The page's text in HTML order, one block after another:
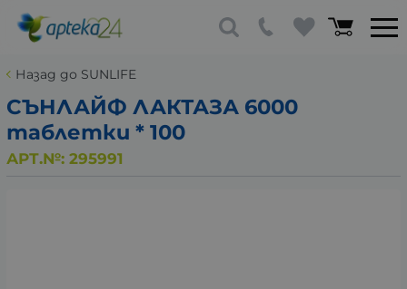
Назад до SUNLIFE
СЪНЛАЙФ ЛАКТАЗА 6000
таблетки * 100
АРТ.№: 295991